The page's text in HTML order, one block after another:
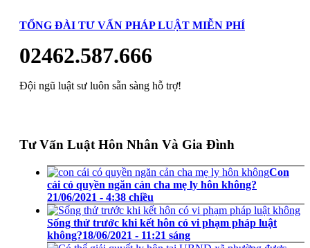
TỔNG ĐÀI TƯ VẤN PHÁP LUẬT MIỄN PHÍ
02462.587.666
Đội ngũ luật sư luôn sẵn sàng hỗ trợ!
Tư Vấn Luật Hôn Nhân Và Gia Đình
Con
cái có quyền ngăn cản cha mẹ ly hôn không?
21/06/2021 - 4:38 chiều
Sống thử trước khi kết hôn có vi phạm pháp luật
không?18/06/2021 - 11:21 sáng